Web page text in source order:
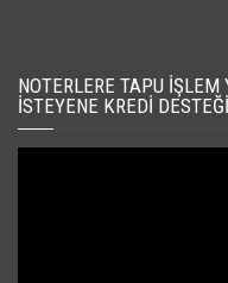
NOTERLERE TAPU
İSTEYENE KREDI DESTEĞI